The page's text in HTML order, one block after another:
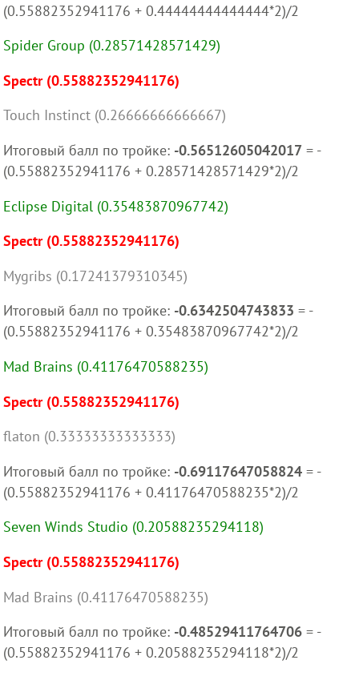
(0.55882352941176 + 0.44444444444444*2)/2
Spider Group (0.28571428571429)
Spectr (0.55882352941176)
Touch Instinct (0.26666666666667)
Итоговый балл по тройке: -0.56512605042017 = -
(0.55882352941176 + 0.28571428571429*2)/2
Eclipse Digital (0.35483870967742)
Spectr (0.55882352941176)
Mygribs (0.17241379310345)
Итоговый балл по тройке: -0.6342504743833 = -
(0.55882352941176 + 0.35483870967742*2)/2
Mad Brains (0.41176470588235)
Spectr (0.55882352941176)
flaton (0.33333333333333)
Итоговый балл по тройке: -0.69117647058824 = -
(0.55882352941176 + 0.41176470588235*2)/2
Seven Winds Studio (0.20588235294118)
Spectr (0.55882352941176)
Mad Brains (0.41176470588235)
Итоговый балл по тройке: -0.48529411764706 = -
(0.55882352941176 + 0.20588235294118*2)/2